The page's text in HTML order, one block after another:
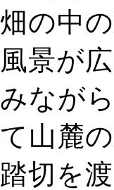
畑の中
風景が
みなが
て山麓
踏切を